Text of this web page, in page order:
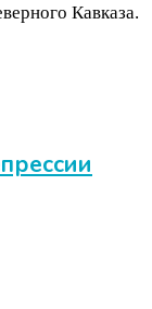
Кавказа.